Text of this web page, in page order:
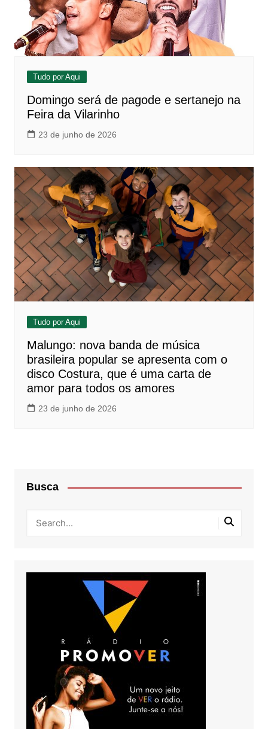
Tudo por Aqui
Domingo será de pagode e sertanejo na
Feira da Vilarinho
23 de junho de 2026
Tudo por Aqui
Malungo: nova banda de música
brasileira popular se apresenta com o
disco Costura, que é uma carta de
amor para todos os amores
23 de junho de 2026
Busca